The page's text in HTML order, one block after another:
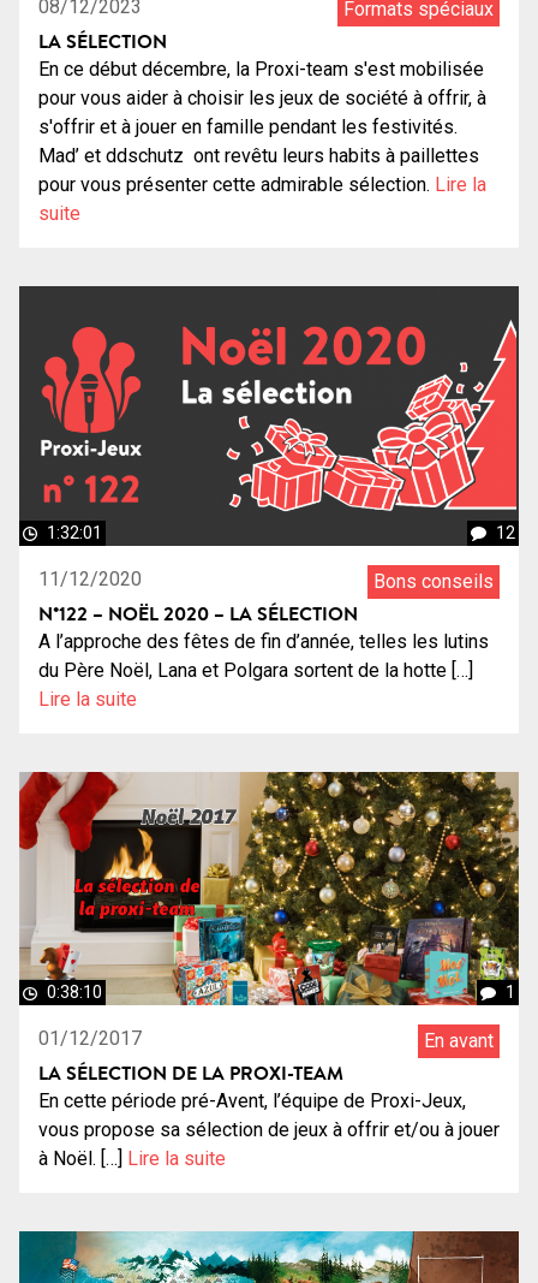
08/12/2023 Formats spéciaux
LA SÉLECTION
En ce début décembre, la Proxi-team s'est mobilisée
pour vous aider à choisir les jeux de société à offrir, à
s'offrir et à jouer en famille pendant les festivités.
Mad’ et ddschutz ont revêtu leurs habits à paillettes
pour vous présenter cette admirable sélection. Lire la
suite
1:32:01 12
11/12/2020 Bons conseils
N°122 – NOËL 2020 – LA SÉLECTION
A l’approche des fêtes de fin d’année, telles les lutins
du Père Noël, Lana et Polgara sortent de la hotte […]
Lire la suite
0:38:10 1
01/12/2017 En avant
LA SÉLECTION DE LA PROXI-TEAM
En cette période pré-Avent, l’équipe de Proxi-Jeux,
vous propose sa sélection de jeux à offrir et/ou à jouer
à Noël. […]
Lire la suite